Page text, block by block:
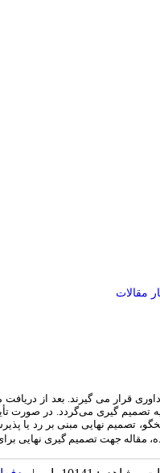
مقالات
قرار می گیرند. بعد از
تصمیم نهایی مبنی بر رد
مقاله جهت تصمیم گیری نهایی